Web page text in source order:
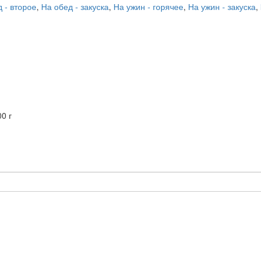
- второе, На обед - закуска, На ужин - горячее, На ужин - закуска,
г